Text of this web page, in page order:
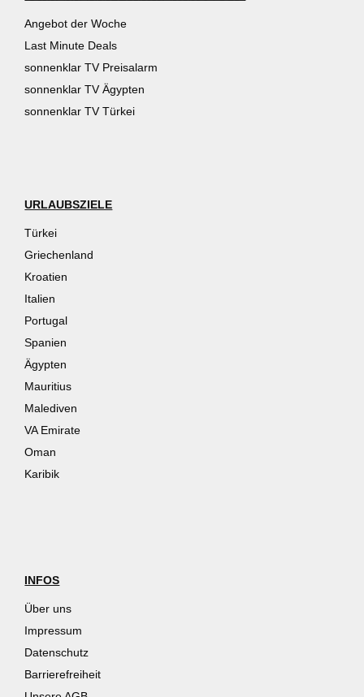
Angebot der Woche
Last Minute Deals
sonnenklar TV Preisalarm
sonnenklar TV Ägypten
sonnenklar TV Türkei
URLAUBSZIELE
Türkei
Griechenland
Kroatien
Italien
Portugal
Spanien
Ägypten
Mauritius
Malediven
VA Emirate
Oman
Karibik
INFOS
Über uns
Impressum
Datenschutz
Barrierefreiheit